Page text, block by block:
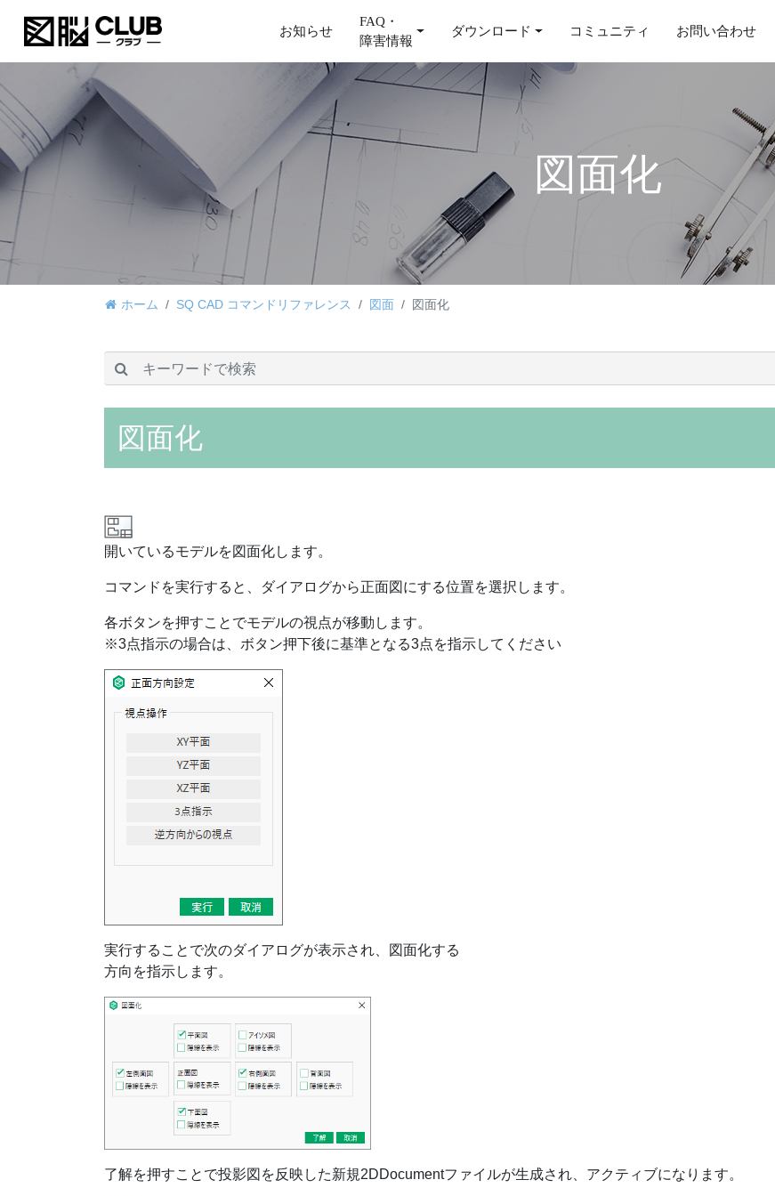
お知らせ
FAQ・
障害情報
ダウンロード コミュニティ お問い合わせ
図面化
ホーム SQ CAD コマンドリファレンス 図面 図面化
検索
図面化
開いているモデルを図面化します。
コマンドを実行すると、ダイアログから正面図にする位置を選択します。
各ボタンを押すことでモデルの視点が移動します。
※3点指示の場合は、ボタン押下後に基準となる3点を指示してください
実行することで次のダイアログが表示され、図面化する
方向を指示します。
了解を押すことで投影図を反映した新規2DDocumentファイルが生成され、アクティブになります。